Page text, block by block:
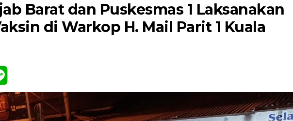
Barat dan Puskesmas 1 Laksanakan
di Warkop H. Mail Parit 1 Kuala